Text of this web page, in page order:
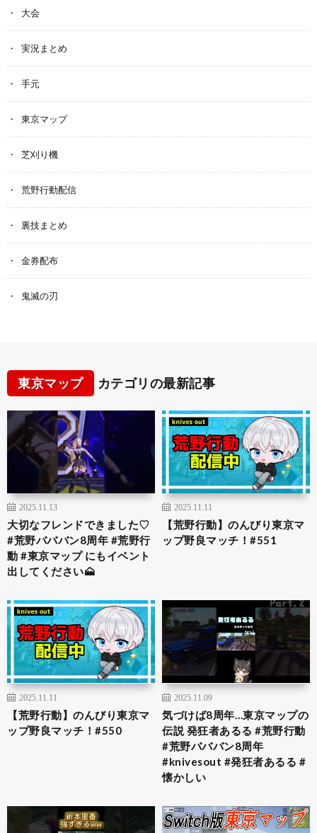
大会
実況まとめ
手元
東京マップ
芝刈り機
荒野行動配信
裏技まとめ
金券配布
鬼滅の刃
東京マップ カテゴリの最新記事
2025.11.13
大切なフレンドできました♡
#荒野バババン8周年 #荒野行
動 #東京マップ にもイベント
出してください🗻
2025.11.11
【荒野行動】のんびり東京マ
ップ野良マッチ！#551
2025.11.11
【荒野行動】のんびり東京マ
ップ野良マッチ！#550
2025.11.09
気づけば8周年…東京マップの
伝説 発狂者あるる #荒野行動
#荒野バババン8周年
#knivesout #発狂者あるる #
懐かしい